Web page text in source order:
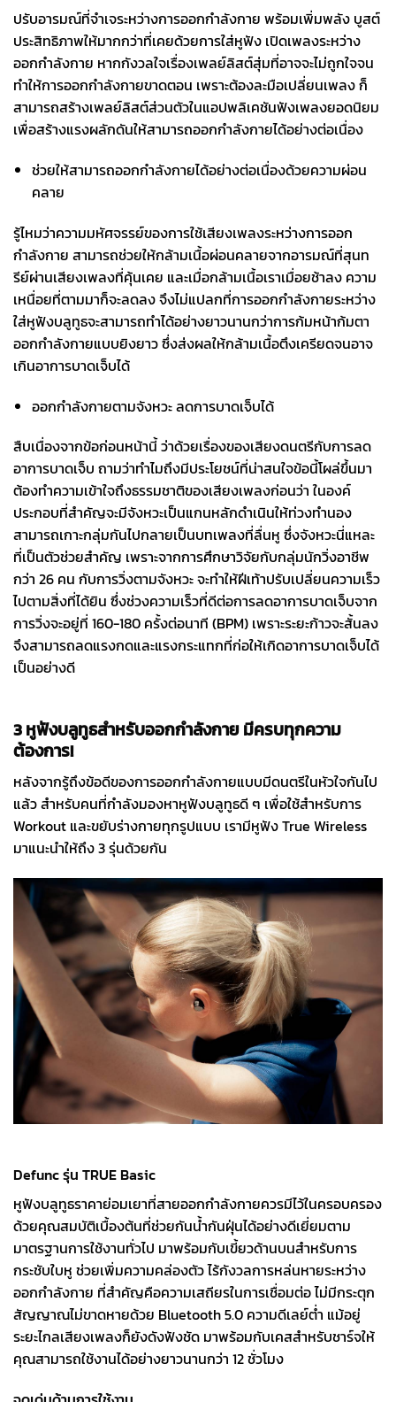
ปรับอารมณ์ที่จำเจระหว่างการออกกำลังกาย พร้อมเพิ่มพลัง บูสต์
ประสิทธิภาพให้มากกว่าที่เคยด้วยการใส่หูฟัง เปิดเพลงระหว่าง
ออกกำลังกาย หากกังวลใจเรื่องเพลย์ลิสต์สุ่มที่อาจจะไม่ถูกใจจน
ทำให้การออกกำลังกายขาดตอน เพราะต้องละมือเปลี่ยนเพลง ก็
สามารถสร้างเพลย์ลิสต์ส่วนตัวในแอปพลิเคชันฟังเพลงยอดนิยม
เพื่อสร้างแรงผลักดันให้สามารถออกกำลังกายได้อย่างต่อเนื่อง
ช่วยให้สามารถออกกำลังกายได้อย่างต่อเนื่องด้วยความผ่อน
คลาย
รู้ไหมว่าความมหัศจรรย์ของการใช้เสียงเพลงระหว่างการออก
กำลังกาย สามารถช่วยให้กล้ามเนื้อผ่อนคลายจากอารมณ์ที่สุนท
รีย์ผ่านเสียงเพลงที่คุ้นเคย และเมื่อกล้ามเนื้อเราเมื่อยช้าลง ความ
เหนื่อยที่ตามมาก็จะลดลง จึงไม่แปลกที่การออกกำลังกายระหว่าง
ใส่หูฟังบลูทูธจะสามารถทำได้อย่างยาวนานกว่าการก้มหน้าก้มตา
ออกกำลังกายแบบยิงยาว ซึ่งส่งผลให้กล้ามเนื้อตึงเครียดจนอาจ
เกินอาการบาดเจ็บได้
ออกกำลังกายตามจังหวะ ลดการบาดเจ็บได้
สืบเนื่องจากข้อก่อนหน้านี้ ว่าด้วยเรื่องของเสียงดนตรีกับการลด
อาการบาดเจ็บ ถามว่าทำไมถึงมีประโยชน์ที่น่าสนใจข้อนี้โผล่ขึ้นมา
ต้องทำความเข้าใจถึงธรรมชาติของเสียงเพลงก่อนว่า ในองค์
ประกอบที่สำคัญจะมีจังหวะเป็นแกนหลักดำเนินให้ท่วงทำนอง
สามารถเกาะกลุ่มกันไปกลายเป็นบทเพลงที่ลื่นหู ซึ่งจังหวะนี่แหละ
ที่เป็นตัวช่วยสำคัญ เพราะจากการศึกษาวิจัยกับกลุ่มนักวิ่งอาชีพ
กว่า 26 คน กับการวิ่งตามจังหวะ จะทำให้ฝีเท้าปรับเปลี่ยนความเร็ว
ไปตามสิ่งที่ได้ยิน ซึ่งช่วงความเร็วที่ดีต่อการลดอาการบาดเจ็บจาก
การวิ่งจะอยู่ที่ 160-180 ครั้งต่อนาที (BPM) เพราะระยะก้าวจะสั้นลง
จึงสามารถลดแรงกดและแรงกระแทกที่ก่อให้เกิดอาการบาดเจ็บได้
เป็นอย่างดี
3 หูฟังบลูทูธสำหรับออกกำลังกาย มีครบทุกความ
ต้องการ!
หลังจากรู้ถึงข้อดีของการออกกำลังกายแบบมีดนตรีในหัวใจกันไป
แล้ว สำหรับคนที่กำลังมองหาหูฟังบลูทูธดี ๆ เพื่อใช้สำหรับการ
Workout และขยับร่างกายทุกรูปแบบ เรามีหูฟัง True Wireless
มาแนะนำให้ถึง 3 รุ่นด้วยกัน
Defunc รุ่น TRUE Basic
หูฟังบลูทูธราคาย่อมเยาที่สายออกกำลังกายควรมีไว้ในครอบครอง
ด้วยคุณสมบัติเบื้องต้นที่ช่วยกันน้ำกันฝุ่นได้อย่างดีเยี่ยมตาม
มาตรฐานการใช้งานทั่วไป มาพร้อมกับเขี้ยวด้านบนสำหรับการ
กระชับใบหู ช่วยเพิ่มความคล่องตัว ไร้กังวลการหล่นหายระหว่าง
ออกกำลังกาย ที่สำคัญคือความเสถียรในการเชื่อมต่อ ไม่มีกระตุก
สัญญาณไม่ขาดหายด้วย Bluetooth 5.0 ความดีเลย์ต่ำ แม้อยู่
ระยะไกลเสียงเพลงก็ยังดังฟังชัด มาพร้อมกับเคสสำหรับชาร์จให้
คุณสามารถใช้งานได้อย่างยาวนานกว่า 12 ชั่วโมง